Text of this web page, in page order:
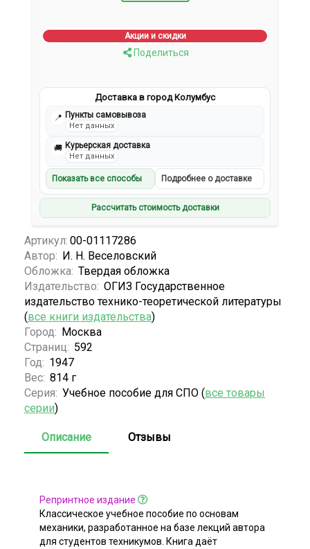
Акции и скидки
Поделиться
Доставка в город Колумбус
📍 Пункты самовывоза
Нет данных
🚚 Курьерская доставка
Нет данных
Показать все способы Подробнее о доставке
Рассчитать стоимость доставки
Артикул: 00-01117286
Автор: И. Н. Веселовский
Обложка: Твердая обложка
Издательство: ОГИЗ Государственное
издательство технико-теоретической литературы
(все книги издательства)
Город: Москва
Страниц: 592
Год: 1947
Вес: 814 г
Серия: Учебное пособие для СПО (все товары
серии)
Описание Отзывы
Репринтное издание
Классическое учебное пособие по основам
механики, разработанное на базе лекций автора
для студентов техникумов. Книга даёт